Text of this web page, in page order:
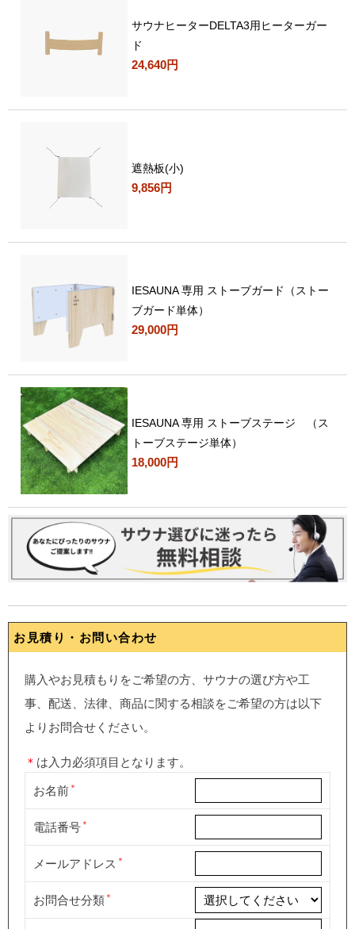
サウナヒーターDELTA3用ヒーターガー
ド
24,640円
遮熱板(小)
9,856円
IESAUNA 専用 ストーブガード（ストー
ブガード単体）
29,000円
IESAUNA 専用 ストーブステージ （ス
トーブステージ単体）
18,000円
お見積り・お問い合わせ
購入やお見積もりをご希望の方、サウナの選び方や工
事、配送、法律、商品に関する相談をご希望の方は以下
よりお問合せください。
＊ は入力必須項目となります。
お名前
電話番号
メールアドレス
お問合せ分類